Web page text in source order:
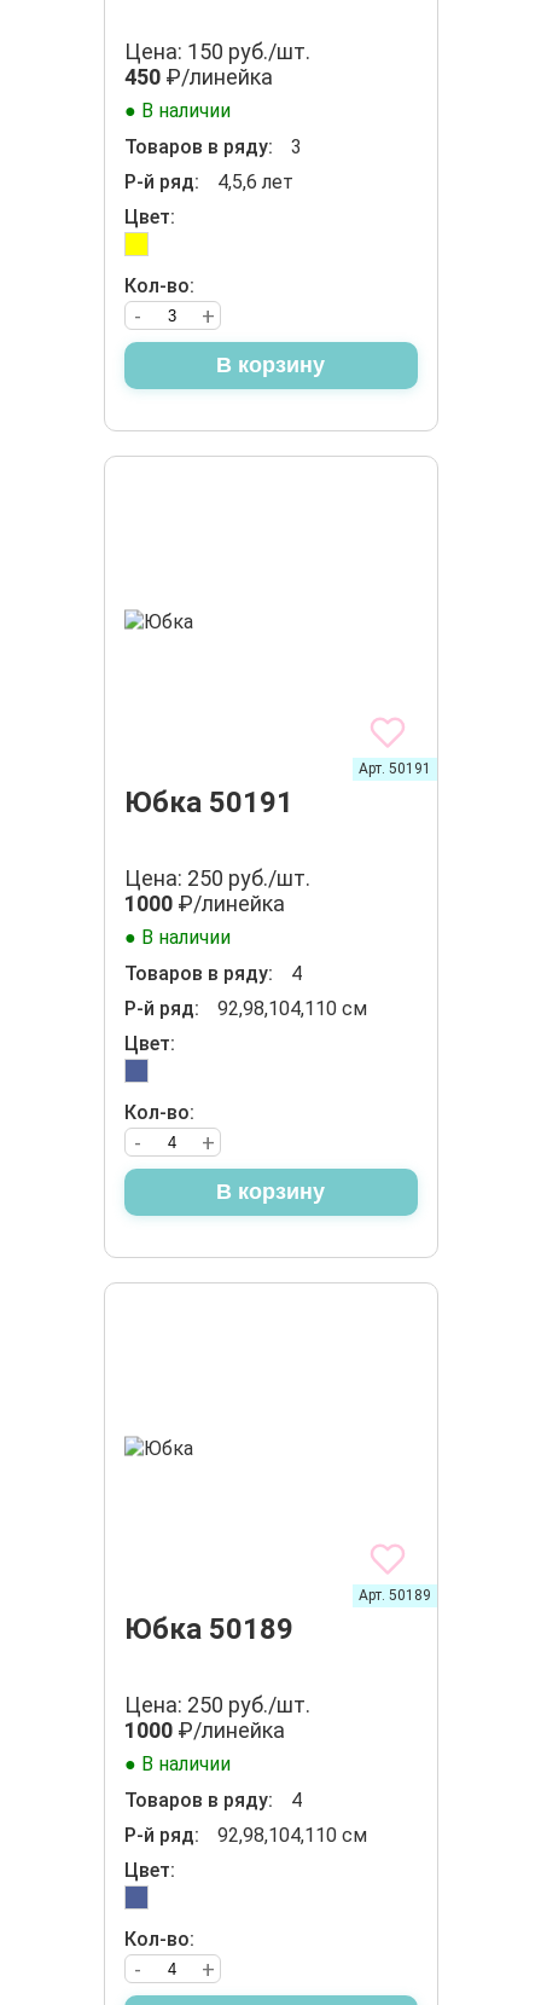
Цена: 150 руб./шт.
450₽/линейка
● В наличии
Товаров в ряду:
3
Р-й ряд:
4,5,6 лет
Цвет:
Кол-во:
+
-
В корзину
Юбка 50191
Арт. 50191
Цена: 250 руб./шт.
1000₽/линейка
● В наличии
Товаров в ряду:
4
Р-й ряд:
92,98,104,110 см
Цвет:
Кол-во:
+
-
В корзину
Юбка 50189
Арт. 50189
Цена: 250 руб./шт.
1000₽/линейка
● В наличии
Товаров в ряду:
4
Р-й ряд:
92,98,104,110 см
Цвет:
Кол-во:
+
-